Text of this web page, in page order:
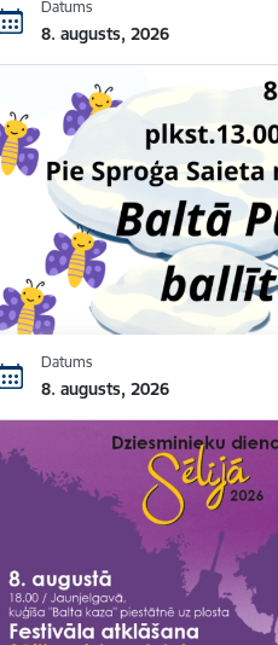
Datums
8. augusts, 2026
Datums
8. augusts, 2026